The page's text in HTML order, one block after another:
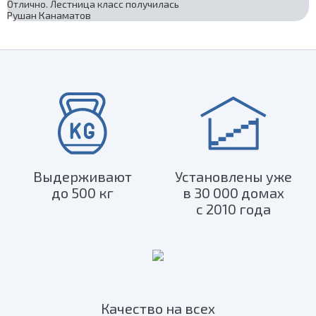
Отлично. Лестница класс получилась
Рушан Канаматов
Выдерживают
до 500 кг
Установлены уже
в 30 000 домах
с 2010 года
Качество на всех